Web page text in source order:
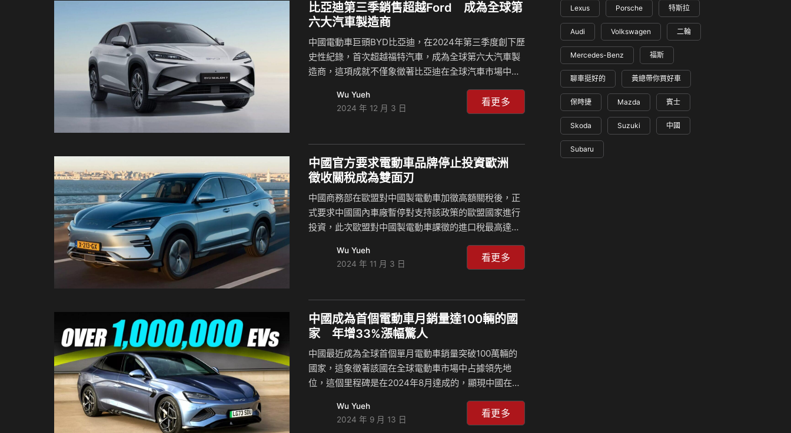
比亞迪第三季銷售超越Ford 成為全球第
六大汽車製造商
中國電動車巨頭BYD比亞迪，在2024年第三季度創下歷
史性紀錄，首次超越福特汽車，成為全球第六大汽車製
造商，這項成就不僅象徵著比亞迪在全球汽車市場中的
與潛力，不僅是製造方面在全球領先，就連自主品牌部
分也將攻佔全世界，未來的汽車產業恐將變成中國的形
汽車，對比去年同期成長38%，創下公司有史以來最成
功的季度銷售紀錄，相比之下，美國汽車大廠Ford福特
的銷量約為109萬輛，較比亞迪少了約4萬輛，雖然在今
亞迪的325萬輛，但這樣的差距正快速縮小。更…
Wu Yueh
2024 年 12 月 3 日
看更多
中國官方要求電動車品牌停止投資歐洲
徵收關稅成為雙面刃
中國商務部在歐盟對中國製電動車加徵高額關稅後，正
式要求中國國內車廠暫停對支持該政策的歐盟國家進行
投資，此次歐盟對中國製電動車課徵的進口稅最高達到
決策在汽車產業引發激烈討論，並有可能對中國車廠及
歐洲市場的未來發展產生深遠影響。 此次歐盟對中國製
盟委員會進行深入調查，發現部分中國電動車品牌存在
不公平的競爭關係，他們有著來自中國官方的大量補
助，因而決定採取貿易保護措施，不同公司面臨著不同
助多寡而異，像是旗下擁有MG品牌的上汽集團面臨外
加35.3%的關稅(…
Wu Yueh
2024 年 11 月 3 日
看更多
中國成為首個電動車月銷量達100輛的國
家 年增33%漲幅驚人
中國最近成為全球首個單月電動車銷量突破100萬輛的
國家，這象徵著該國在全球電動車市場中占據領先地
位，這個里程碑是在2024年8月達成的，顯現中國在推
政策支持、基礎設施建設以及對新能源車企業的補貼，
成功促進了電動車的快速普及，並使中國成為全球最大
Wu Yueh
2024 年 9 月 13 日
看更多
Lexus Porsche 特斯拉
Audi Volkswagen 二輪
Mercedes-Benz 福斯
聊車挺好的 黃總帶你買好車
保時捷 Mazda 賓士
Skoda Suzuki 中國
Subaru